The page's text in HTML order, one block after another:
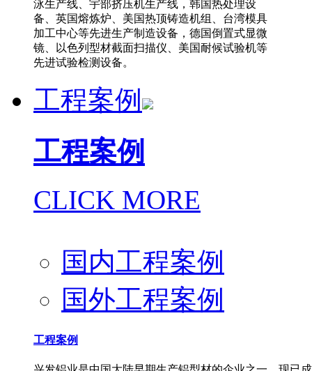
泳生产线、宇部挤压机生产线，韩国热处理设
备、英国熔炼炉、美国热顶铸造机组、台湾模具
加工中心等先进生产制造设备，德国倒置式显微
镜、以色列型材截面扫描仪、美国耐候试验机等
先进试验检测设备。
工程案例
工程案例
CLICK MORE
国内工程案例
国外工程案例
工程案例